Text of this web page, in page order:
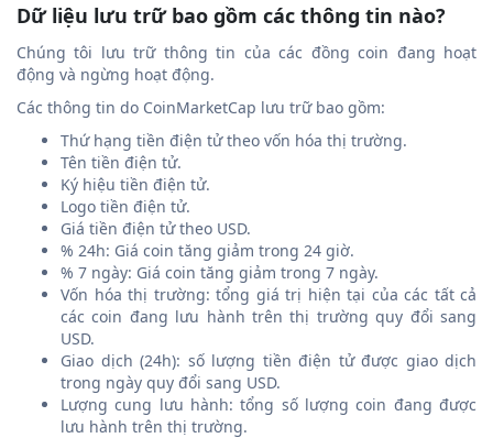
Dữ liệu lưu trữ bao gồm các thông tin nào?
Chúng tôi lưu trữ thông tin của các đồng coin đang hoạt
động và ngừng hoạt động.
Các thông tin do CoinMarketCap lưu trữ bao gồm:
Thứ hạng tiền điện tử theo vốn hóa thị trường.
Tên tiền điện tử.
Ký hiệu tiền điện tử.
Logo tiền điện tử.
Giá tiền điện tử theo USD.
% 24h: Giá coin tăng giảm trong 24 giờ.
% 7 ngày: Giá coin tăng giảm trong 7 ngày.
Vốn hóa thị trường: tổng giá trị hiện tại của các tất cả
các coin đang lưu hành trên thị trường quy đổi sang
USD.
Giao dịch (24h): số lượng tiền điện tử được giao dịch
trong ngày quy đổi sang USD.
Lượng cung lưu hành: tổng số lượng coin đang được
lưu hành trên thị trường.